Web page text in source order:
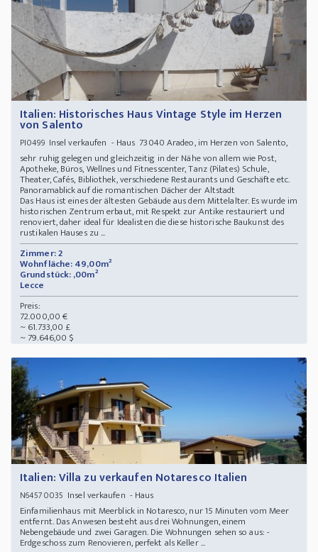
Italien: Historisches Haus Vintage Style im Herzen
von Salento
PI0499Insel verkaufen - Haus 73040 Aradeo, im Herzen von Salento,
sehr ruhig gelegen und gleichzeitig in der Nähe von allem wie Post,
Apotheke, Büros, Wellnes und Fitnesscenter, Tanz (Pilates) Schule,
Theater, Cafés, Bibliothek, verschiedene Restaurants und Geschäfte etc.
Panoramablick auf die romantischen Dächer der Altstadt
Das Haus ist eines der ältesten Gebäude aus dem Mittelalter. Es wurde im
historischen Zentrum erbaut, mit Respekt zur Antike restauriert und
renoviert, daher ideal für Idealisten die diese historische Baukunst des
rustikalen Hauses zu ...
Zimmer: 2
Wohnfläche: 49,00m²
Grundstück: ,00m²
Lecce
Preis:
72.000,00 €
~ 61.733,00 £
~ 79.646,00 $
Italien: Villa zu verkaufen Notaresco Italien
N64570035 Insel verkaufen - Haus
Einfamilienhaus mit Meerblick in Notaresco, nur 15 Minuten vom Meer
entfernt. Das Anwesen besteht aus drei Wohnungen, einem
Nebengebäude und zwei Garagen. Die Wohnungen sehen so aus: -
Erdgeschoss zum Renovieren, perfekt als Keller ...